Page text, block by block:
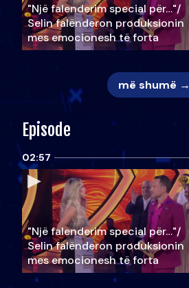
"Një falenderim special për…"/
Selin falënderon produksionin
mes emocionesh të forta
më shumë →
Episode
02:57
"Një falenderim special për…"/
Selin falënderon produksionin
mes emocionesh të forta